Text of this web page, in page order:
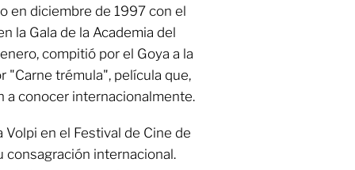
en diciembre de 1997 con el
la Gala de la Academia del
compitió por el Goya a la
"Carne trémula", película que,
a conocer internacionalmente.
en el Festival de Cine de
consagración internacional.